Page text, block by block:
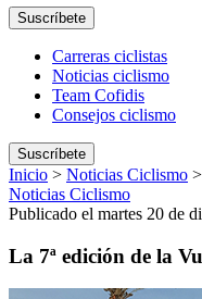
Suscríbete
Carreras ciclistas
Noticias ciclismo
Team Cofidis
Consejos ciclismo
Suscríbete
Inicio > Noticias Ciclismo >
Noticias Ciclismo
Publicado el martes 20 de
La 7ª edición de la